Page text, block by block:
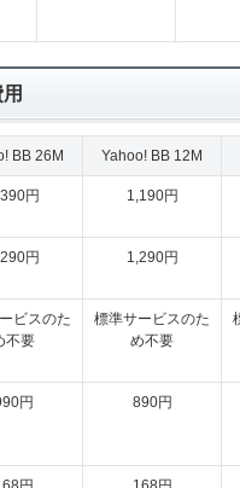
BB 26M Yahoo! BB 12M
円 1,190円
円 1,290円
ビスのた
不要
標準サービスのた
め不要
円 890円